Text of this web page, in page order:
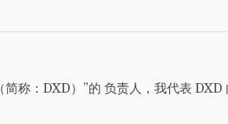
称：DXD）”的 负责人，我代表 DXD